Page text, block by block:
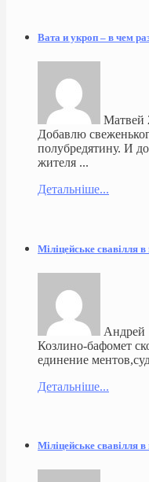
Вата и укроп – в чем
Матвей
Добавлю
полубредятину. И
жителя ...
Детальніше...
Міліцейське свавілля в
Андрей
Козлино-бафомет
единение
Детальніше...
Міліцейське свавілля в